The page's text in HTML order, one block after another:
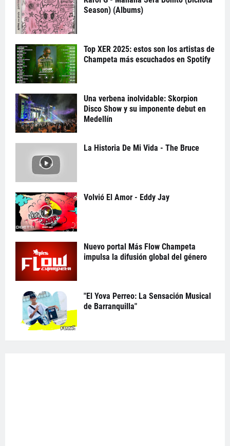
Season) (Albums)
Top XER 2025: estos son los artistas de
Champeta más escuchados en Spotify
Una verbena inolvidable: Skorpion
Disco Show y su imponente debut en
Medellín
La Historia De Mi Vida - The Bruce
Volvió El Amor - Eddy Jay
Nuevo portal Más Flow Champeta
impulsa la difusión global del género
"El Yova Perreo: La Sensación Musical
de Barranquilla"